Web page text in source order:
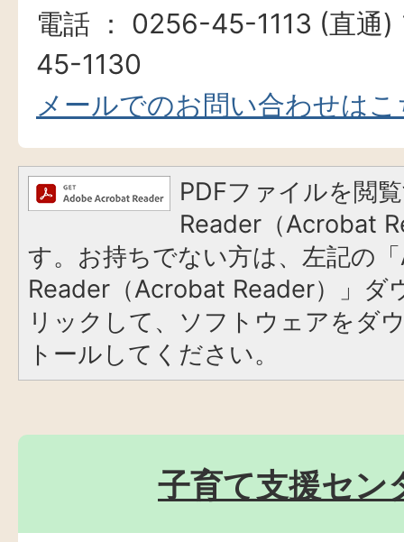
電話 ： 0256-45-1113 (直通
45-1130
メールでのお問い合わせは
PDFファイルを閲
Reader（Acrobat
す。お持ちでない方は、左記の
Reader（Acrobat Reader）」ダ
リックして、ソフトウェアをダ
トールしてください。
子育て支援セン